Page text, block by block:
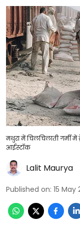
मथुरा में चिलचिलाती गर्मी में
आईस्टॉक
Lalit Maurya
Published on: 15 May